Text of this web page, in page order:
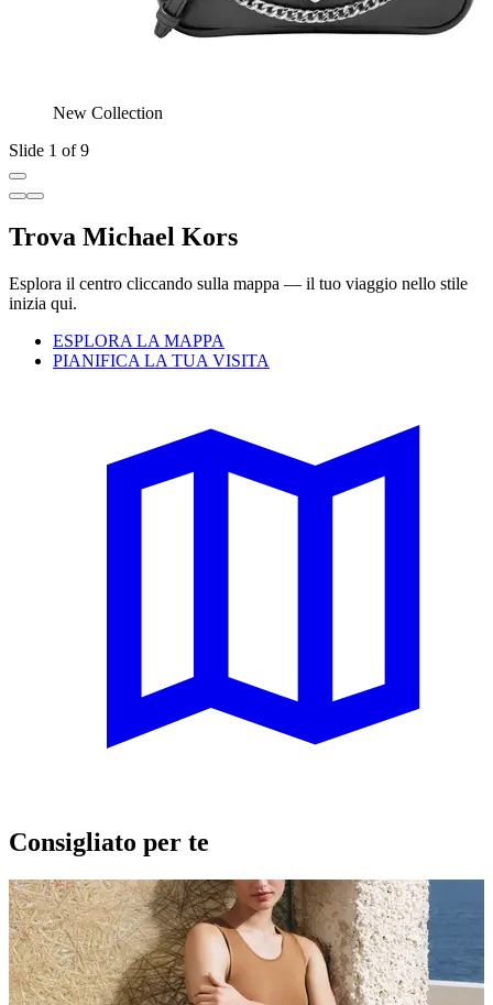
New Collection
Slide 1 of 9
Trova Michael Kors
Esplora il centro cliccando sulla mappa — il tuo viaggio nello stile
inizia qui.
ESPLORA LA MAPPA
PIANIFICA LA TUA VISITA
Consigliato per te